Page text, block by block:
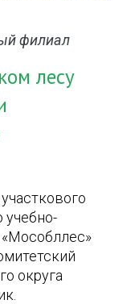
филиал
лесу
учебно-
округа